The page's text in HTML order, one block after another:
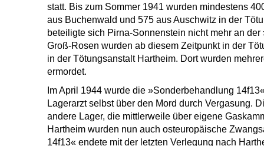
statt. Bis zum Sommer 1941 wurden mindestens
aus Buchenwald und 575 aus Auschwitz in der
beteiligte sich Pirna-Sonnenstein nicht mehr an
Groß-Rosen wurden ab diesem Zeitpunkt in der
in der Tötungsanstalt Hartheim. Dort wurden
ermordet.
Im April 1944 wurde die »Sonderbehandlung
Lagerarzt selbst über den Mord durch Vergasung.
andere Lager, die mittlerweile über eigene
Hartheim wurden nun auch osteuropäische
14f13« endete mit der letzten Verlegung nach